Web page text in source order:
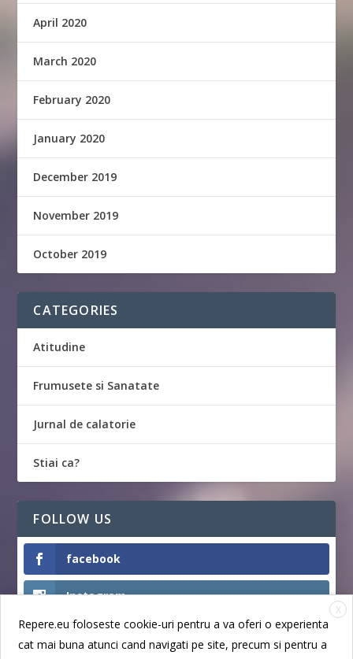
April 2020
March 2020
February 2020
January 2020
December 2019
November 2019
October 2019
CATEGORIES
Atitudine
Frumusete si Sanatate
Jurnal de calatorie
Stiai ca?
FOLLOW US
facebook
Instagram
Like
X
Repere.eu foloseste cookie-uri pentru a va oferi o experienta
cat mai buna atunci cand navigati pe site, precum si pentru a